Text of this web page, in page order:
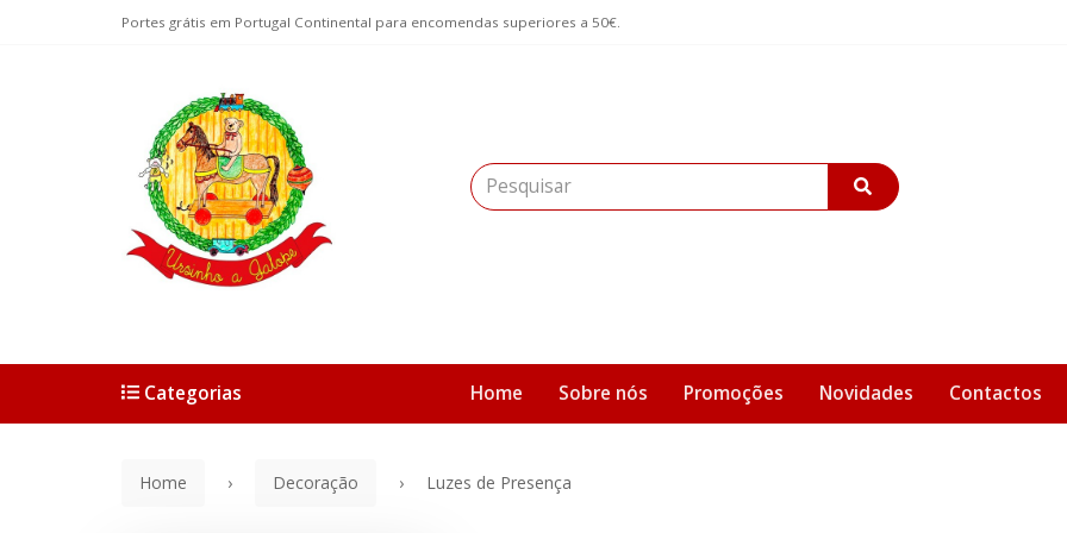
Portes grátis em Portugal Continental para encomendas superiores a 50€.
Home Sobre nós Promoções Novidades Contactos
Categorias
Home Decoração Luzes de Presença